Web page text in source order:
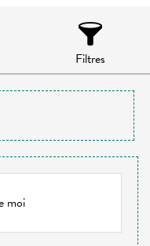
Filtres
moi